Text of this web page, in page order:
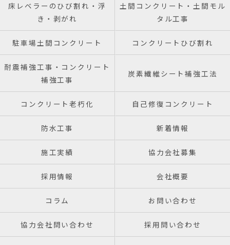
床レベラーのひび割れ・浮
き・剥がれ
土間コンクリート・土間モル
タル工事
駐車場土間コンクリート コンクリートひび割れ
耐震補強工事・コンクリート
補強工事
炭素繊維シート補強工法
コンクリート老朽化 自己修復コンクリート
防水工事 新着情報
施工実績 協力会社募集
採用情報 会社概要
コラム お問い合わせ
協力会社問い合わせ 採用問い合わせ